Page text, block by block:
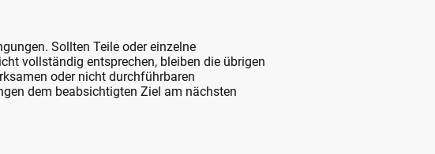
Sollten Teile oder einzelne
vollständig entsprechen, bleiben die übrigen
oder nicht durchführbaren
dem beabsichtigten Ziel am nächsten